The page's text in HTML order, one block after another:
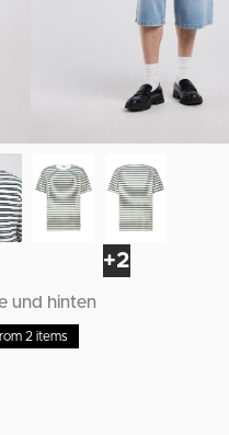
+2
und hinten
2 items